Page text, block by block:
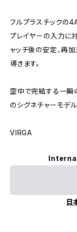
フルプラスチックの
プレイヤーの入力に
ャッチ後の安定、再
導きます。
空中で完結する一瞬
のシグネチャーモデル
VIRGA
日